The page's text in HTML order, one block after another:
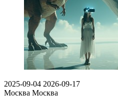
2025-09-04 2026-09-17
Москва Москва